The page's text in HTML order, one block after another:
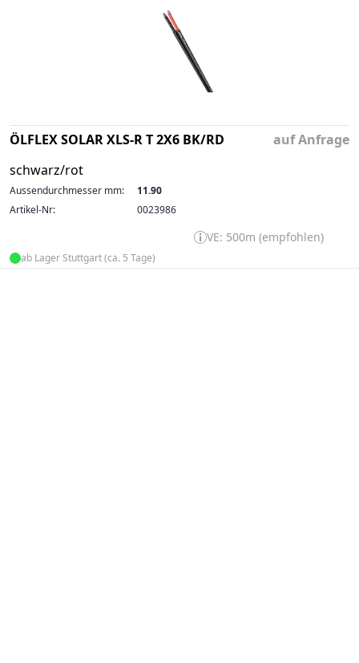
ÖLFLEX SOLAR XLS-R T 2X6 BK/RD
schwarz/rot
auf Anfrage
Aussendurchmesser mm:
11.90
Artikel-Nr:
0023986
VE: 500m (empfohlen)
ab Lager Stuttgart (ca. 5 Tage)